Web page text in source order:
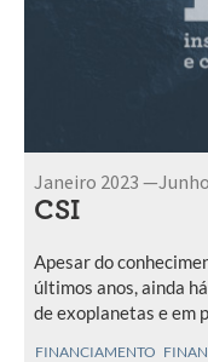
Janeiro 2023
CSI
Apesar do
últimos anos, ainda
de exoplanetas e em
FINANCIAMENTO